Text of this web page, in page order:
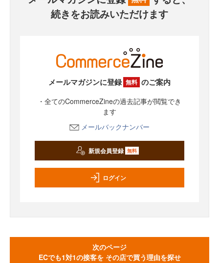
続きをお読みいただけます
メールマガジンに登録 無料 のご案内
・全てのCommerceZineの過去記事が閲覧でき
ます
メールバックナンバー
新規会員登録 無料
ログイン
次のページ
ECでも1対1の接客を その店で買う理由を探せ